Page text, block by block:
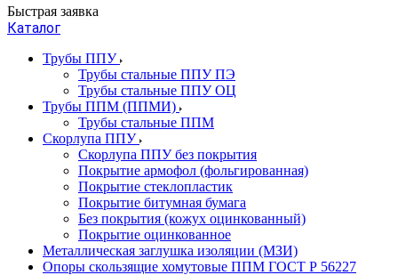
Быстрая заявка
Каталог
Трубы ППУ
Трубы стальные ППУ ПЭ
Трубы стальные ППУ ОЦ
Трубы ППМ (ППМИ)
Трубы стальные ППМ
Скорлупа ППУ
Скорлупа ППУ без покрытия
Покрытие армофол (фольгированная)
Покрытие стеклопластик
Покрытие битумная бумага
Без покрытия (кожух оцинкованный)
Покрытие оцинкованное
Металлическая заглушка изоляции (МЗИ)
Опоры скользящие хомутовые ППМ ГОСТ Р 56227